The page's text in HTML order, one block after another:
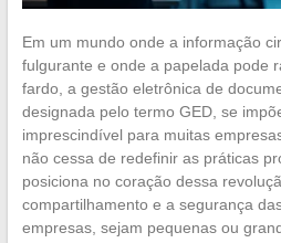
Em um mundo onde a informação
fulgurante e onde a papelada pode
fardo, a gestão eletrônica de
designada pelo termo GED, se
imprescindível para muitas
não cessa de redefinir as práticas
posiciona no coração dessa
compartilhamento e a segurança
empresas, sejam pequenas ou